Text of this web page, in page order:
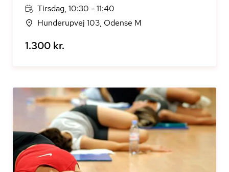
Tirsdag, 10:30 - 11:40
Hunderupvej 103, Odense M
1.300 kr.